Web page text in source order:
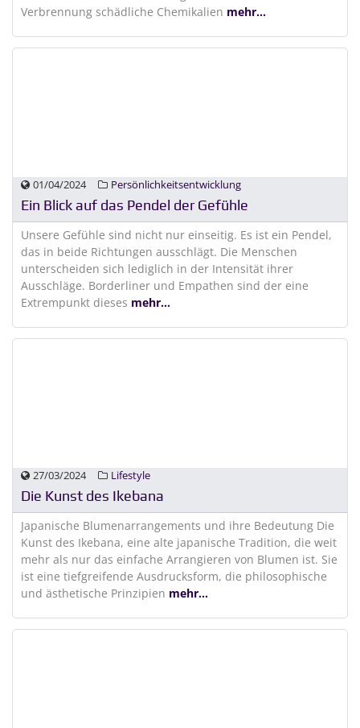
Verbrennung schädliche Chemikalien mehr...
01/04/2024 Persönlichkeitsentwicklung
Ein Blick auf das Pendel der Gefühle
Unsere Gefühle sind nicht nur einseitig. Es ist ein Pendel,
das in beide Richtungen ausschlägt. Die Menschen
unterscheiden sich lediglich in der Intensität ihrer
Ausschläge. Borderliner und Empathen sind der eine
Extrempunkt dieses mehr...
27/03/2024 Lifestyle
Die Kunst des Ikebana
Japanische Blumenarrangements und ihre Bedeutung Die
Kunst des Ikebana, eine alte japanische Tradition, die weit
mehr als nur das einfache Arrangieren von Blumen ist. Sie
ist eine tiefgreifende Ausdrucksform, die philosophische
und ästhetische Prinzipien mehr...